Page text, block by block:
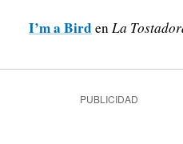
I’m a Bird enLa
PUBLICIDAD